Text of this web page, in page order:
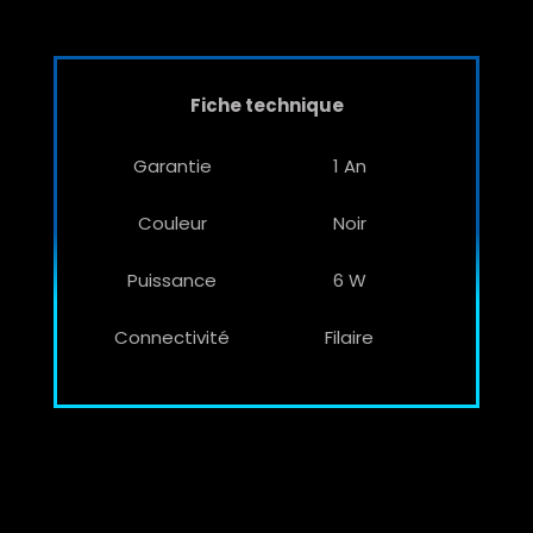
Fiche technique
Garantie 1 An
Couleur Noir
Puissance 6 W
Connectivité Filaire